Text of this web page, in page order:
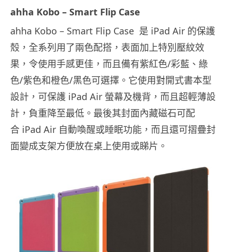
ahha Kobo – Smart Flip Case
ahha Kobo – Smart Flip Case 是 iPad Air 的保護
殼，全系列用了兩色配搭，表面加上特別壓紋效
果，令使用手感更佳，而且備有紫紅色/彩藍、綠
色/紫色和橙色/黑色可選擇。它使用對開式書本型
設計，可保護 iPad Air 螢幕及機背，而且超輕薄設
計，負重降至最低。最後其封面內藏磁石可配
合 iPad Air 自動喚醒或睡眠功能，而且還可摺疊封
面變成支架方便放在桌上使用或睇片。